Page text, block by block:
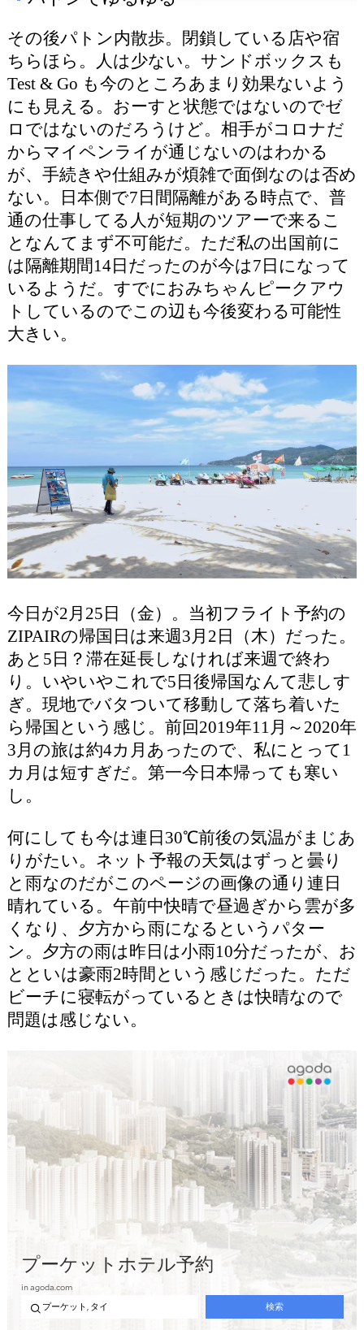
その後パトン内散歩。閉鎖している店や宿
ちらほら。人は少ない。サンドボックスも
Test & Go も今のところあまり効果ないよう
にも見える。おーすと状態ではないのでゼ
ロではないのだろうけど。相手がコロナだ
からマイペンライが通じないのはわかる
が、手続きや仕組みが煩雑で面倒なのは否め
ない。日本側で7日間隔離がある時点で、普
通の仕事してる人が短期のツアーで来るこ
となんてまず不可能だ。ただ私の出国前に
は隔離期間14日だったのが今は7日になって
いるようだ。すでにおみちゃんピークアウ
トしているのでこの辺も今後変わる可能性
大きい。
今日が2月25日（金）。当初フライト予約の
ZIPAIRの帰国日は来週3月2日（木）だった。
あと5日？滞在延長しなければ来週で終わ
り。いやいやこれで5日後帰国なんて悲しす
ぎ。現地でバタついて移動して落ち着いた
ら帰国という感じ。前回2019年11月～2020年
3月の旅は約4カ月あったので、私にとって1
カ月は短すぎだ。第一今日本帰っても寒い
し。
何にしても今は連日30℃前後の気温がまじあ
りがたい。ネット予報の天気はずっと曇り
と雨なのだがこのページの画像の通り連日
晴れている。午前中快晴で昼過ぎから雲が多
くなり、夕方から雨になるというパター
ン。夕方の雨は昨日は小雨10分だったが、お
とといは豪雨2時間という感じだった。ただ
ビーチに寝転がっているときは快晴なので
問題は感じない。